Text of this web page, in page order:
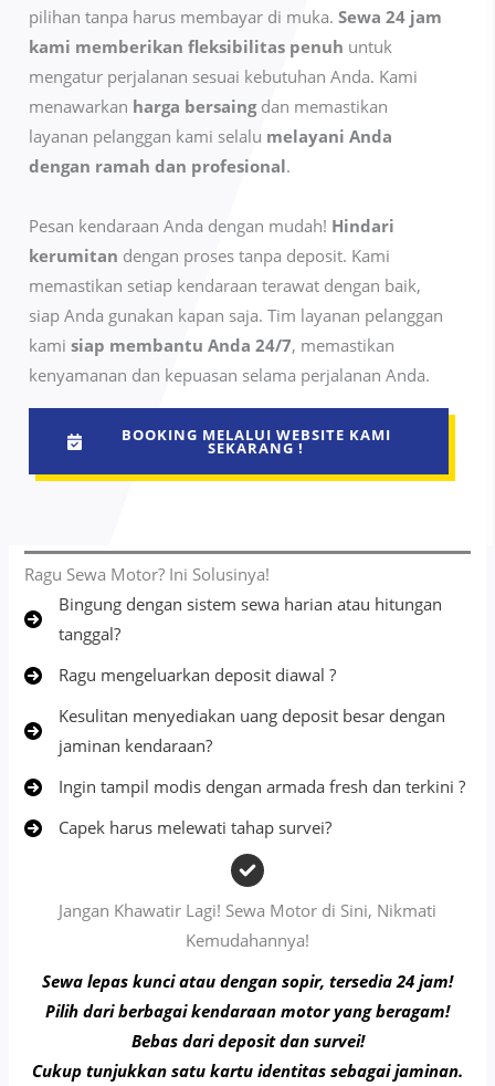
pilihan tanpa harus membayar di muka.Sewa 24 jam
kami memberikan fleksibilitas penuh untuk
mengatur perjalanan sesuai kebutuhan Anda. Kami
menawarkan harga bersaingdan memastikan
layanan pelanggan kami selalu melayani Anda
dengan ramah dan profesional.
Pesan kendaraan Anda dengan mudah! Hindari
kerumitan dengan proses tanpa deposit. Kami
memastikan setiap kendaraan terawat dengan baik,
siap Anda gunakan kapan saja. Tim layanan pelanggan
kamisiap membantu Anda 24/7, memastikan
kenyamanan dan kepuasan selama perjalanan Anda.
BOOKING MELALUI WEBSITE KAMI
SEKARANG !
Ragu Sewa Motor? Ini Solusinya!
Bingung dengan sistem sewa harian atau hitungan
tanggal?
Ragu mengeluarkan deposit diawal ?
Kesulitan menyediakan uang deposit besar dengan
jaminan kendaraan?
Ingin tampil modis dengan armada fresh dan terkini ?
Capek harus melewati tahap survei?
Jangan Khawatir Lagi! Sewa Motor di Sini, Nikmati
Kemudahannya!
Sewa lepas kunci atau dengan sopir, tersedia 24 jam!
Pilih dari berbagai kendaraan motor yang beragam!
Bebas dari deposit dan survei!
Cukup tunjukkan satu kartu identitas sebagai jaminan.